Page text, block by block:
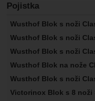
Pojistka